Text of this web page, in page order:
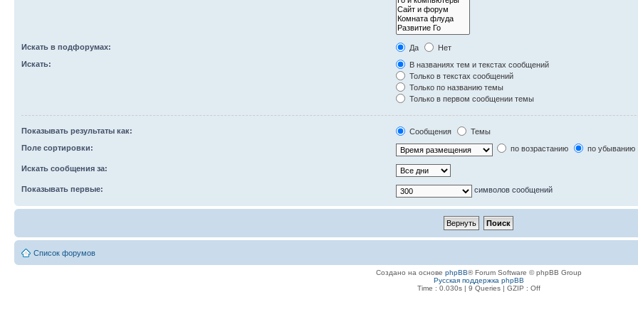
Искать в подфорумах: Да
Нет
Искать:
В названиях тем и текстах сообщений
Только в текстах сообщений
Только по названию темы
Только в первом сообщении темы
Показывать результаты как: Сообщения
Темы
Поле сортировки:
по возрастанию по убыванию
Искать сообщения за:
Показывать первые: символов сообщений
Список форумов
Создано на основе phpBB® Forum Software © phpBB Group
Русская поддержка phpBB
Time : 0.030s | 9 Queries | GZIP : Off